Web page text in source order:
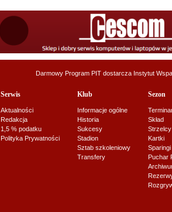
Darmowy Program PIT dostarcza Instytut
Serwis
Aktualności
Redakcja
1,5 % podatku
Polityka Prywatności
Klub
Informacje ogólne
Historia
Sukcesy
Stadion
Sztab szkoleniowy
Transfery
Sezon
Skład
Strzelcy
Kartki
Sparingi
Puchar